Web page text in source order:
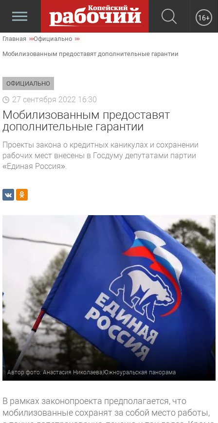
16+
Главная Официально
Мобилизованным предоставят дополнительные гарантии
ОФИЦИАЛЬНО
27 сентября 2022 16:30
Мобилизованным предоставят
дополнительные гарантии
Проекты закона о кредитных каникулах и сохранении
рабочих мест внесены в Госдуму депутатами партии
«Единая Россия».
Автор фото: Анастасия Николаева,Южноуральская панорама
В рамках законопроекта предполагается, что
мобилизованные сохранят за собой место работы,